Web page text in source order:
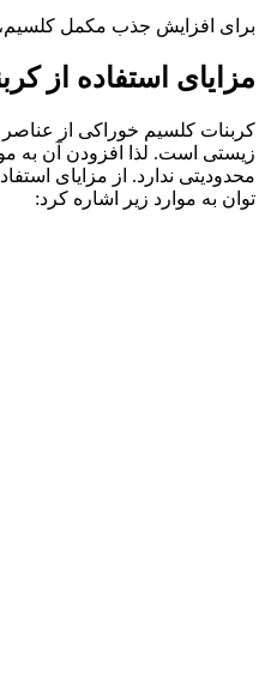
برای افزایش جذب مکمل کلسیم،
مزایای استفاده از
کربنات کلسیم خوراکی از عناصر
زیستی است. لذا افزودن آن به
محدودیتی ندارد. از مزایای
توان به موارد زیر اشاره کرد: